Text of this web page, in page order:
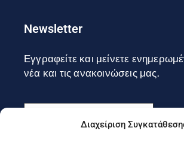
Διαχείριση
Newsletter
Εγγραφείτε και μείνετε
νέα και τις ανακοινώσεις μας.